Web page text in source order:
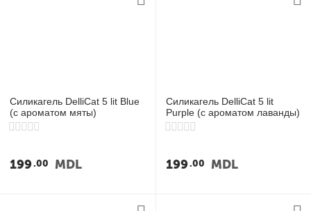
Силикагель DelliCat 5 lit Blue
(с ароматом мяты)
199 00 MDL
Силикагель DelliCat 5 lit
Purple (с ароматом лаванды)
199 00 MDL